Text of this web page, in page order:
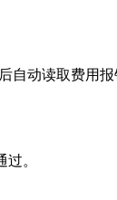
自动读取费用
。